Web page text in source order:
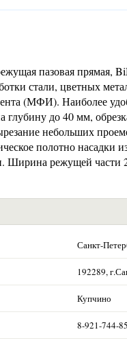
пазовая прямая,
стали, цветных
(МФИ). Наиболее
до 40 мм,
небольших
полотно насадки
Ширина режущей
Санкт-
192289,
Купчино
8-921-744-